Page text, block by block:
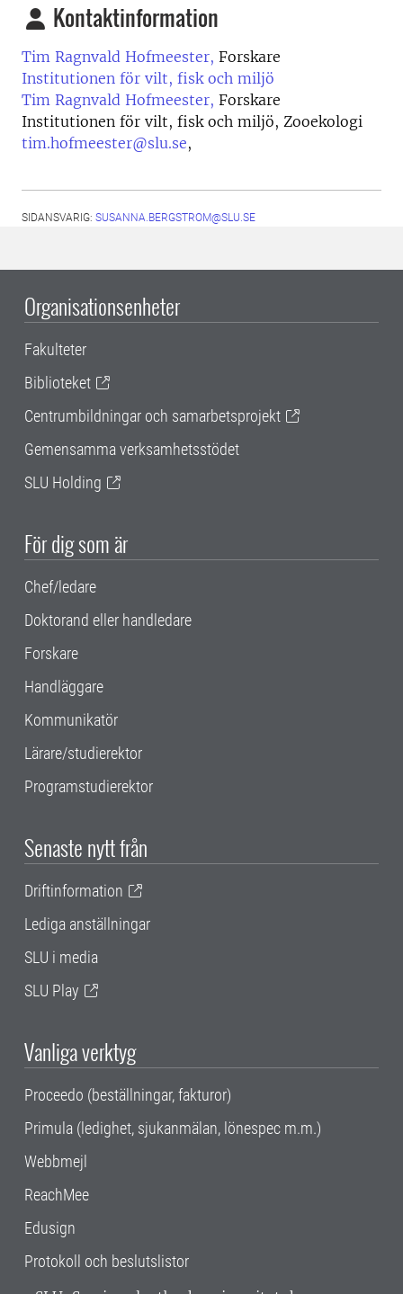
Kontaktinformation
Tim Ragnvald Hofmeester, Forskare
Institutionen för vilt, fisk och miljö
Tim Ragnvald Hofmeester, Forskare
Institutionen för vilt, fisk och miljö, Zooekologi
tim.hofmeester@slu.se,
SIDANSVARIG: SUSANNA.BERGSTROM@SLU.SE
Organisationsenheter
Fakulteter
Biblioteket
Centrumbildningar och samarbetsprojekt
Gemensamma verksamhetsstödet
SLU Holding
För dig som är
Chef/ledare
Doktorand eller handledare
Forskare
Handläggare
Kommunikatör
Lärare/studierektor
Programstudierektor
Senaste nytt från
Driftinformation
Lediga anställningar
SLU i media
SLU Play
Vanliga verktyg
Proceedo (beställningar, fakturor)
Primula (ledighet, sjukanmälan, lönespec m.m.)
Webbmejl
ReachMee
Edusign
Protokoll och beslutslistor